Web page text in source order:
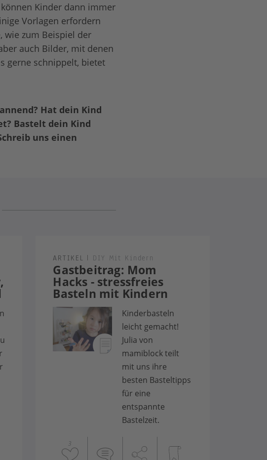
Kinder dann immer
Vorlagen erfordern
wie zum Beispiel der
auch Bilder, mit denen
gerne schnippelt, bietet
Hat dein Kind
Bastelt dein Kind
uns einen
Gastbeitrag: Mom
Hacks - stressfreies
Basteln mit Kindern
ARTIKEL | DIY Mit Kindern
Kinderbasteln
leicht gemacht!
Julia von
mamiblock teilt
mit uns ihre
besten Basteltipps
für eine
entspannte
Bastelzeit.
3